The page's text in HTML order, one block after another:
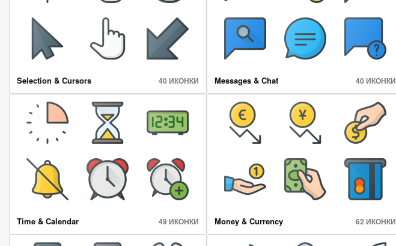
Selection & Cursors 40 ИКОНКИ Messages & Chat 40 ИКОНКИ
Time & Calendar 49 ИКОНКИ Money & Currency 62 ИКОНКИ